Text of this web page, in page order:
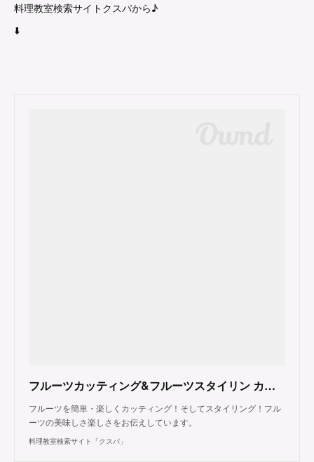
料理教室検索サイトクスパから♪
⬇️
フルーツカッティング&フルーツスタイリン カラフル フルーツ（東京都大田区）
フルーツを簡単・楽しくカッティング！そしてスタイリング！フル
ーツの美味しさ楽しさをお伝えしています。
料理教室検索サイト「クスパ」